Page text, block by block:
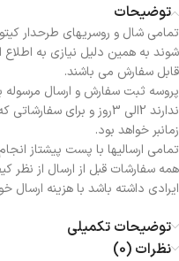
توضیحات
تمامی شال و روسریهای طرحدار
شوند به همین دلیل نیازی به
قابل سفارش می باشند.
پروسه ثبت سفارش و ارسال مرسوله
ندارند 2الی 3روز و برای
زمانبر خواهد بود.
تمامی ارسالیها با پست پیشتاز
همه سفارشات قبل از ارسال از نظر
ایرادی داشته باشد با هزینه
توضیحات تکمیلی
نظرات (0)